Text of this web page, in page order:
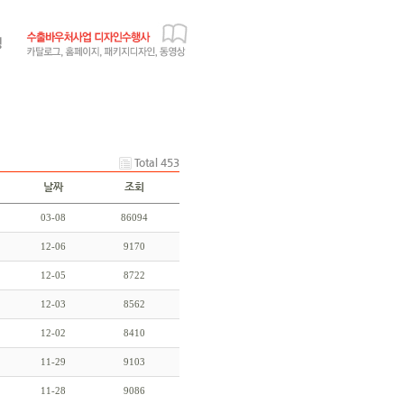
Total 453
날짜
조회
03-08 86094
12-06 9170
12-05 8722
12-03 8562
12-02 8410
11-29 9103
11-28 9086